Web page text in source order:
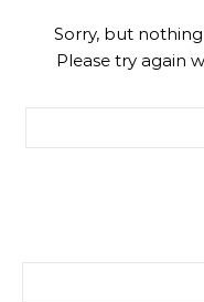
Sorry, but
Please try again